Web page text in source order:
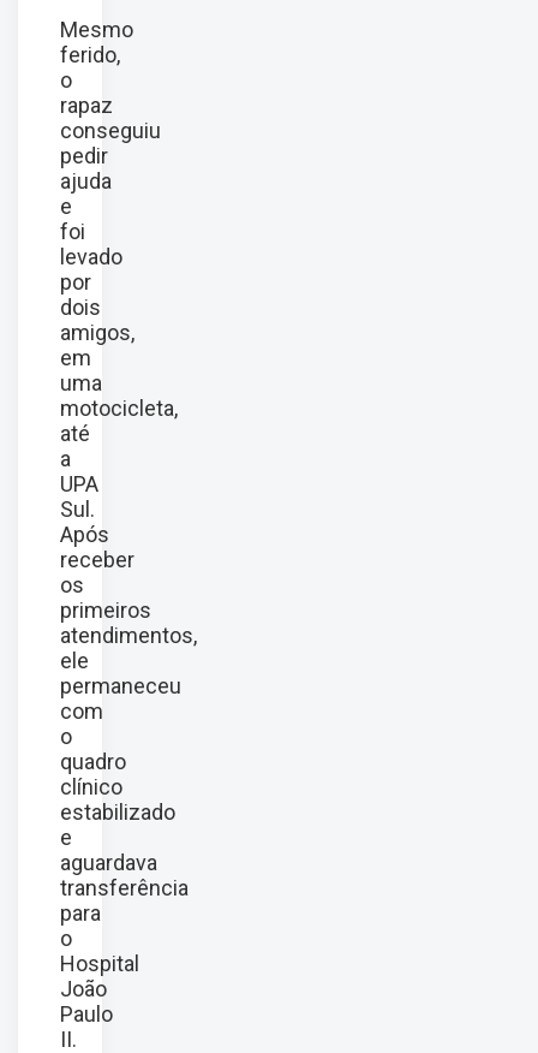
Mesmo
ferido,
o
rapaz
conseguiu
pedir
ajuda
e
foi
levado
por
dois
amigos,
em
uma
motocicleta,
até
a
UPA
Sul.
Após
receber
os
primeiros
atendimentos,
ele
permaneceu
com
o
quadro
clínico
estabilizado
e
aguardava
transferência
para
o
Hospital
João
Paulo
II.